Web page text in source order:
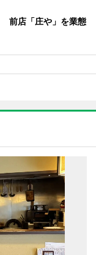
前店「庄や」を業態